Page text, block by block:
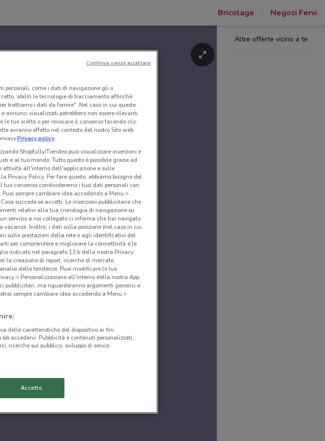
Bricolage Negozi Fervi
Altre offerte vicino a te
personali, come i dati di navigazione gli o
abiliti le tecnologie di tracciamento affinché
trattiamo i dati da fornire". Nel caso in cui queste
annunci visualizzati potrebbero non essere rilevanti.
tue scelte o per revocare il consenso facendo clic
avranno effetto nel contesto del nostro Sito web.
Privacy policy
Shopfully/Tiendeo puoi visualizzare inserzioni e
e al tuo mondo. Tutto questo è possibile grazie ad
attività all'interno dell'applicazione e sulle
Policy. Per fare questo, abbiamo bisogno del
consenso condivideremo i tuoi dati personali con
sempre cambiare idea accedendo a Menu >
succede se accetti: Le inserzioni pubblicitarie che
relativi alla tua cronologia di navigazione su
servizio a noi collegato ci informa che hai navigato
Inoltre, i dati sulla posizione (nel caso in cui
sulle prestazioni della rete e agli identificativi del
per comprendere e migliorare la connettività e le
indicato nel paragrafo 13.b della nostra Privacy
la creazione di report, ricerche di mercato,
delle tendenze. Puoi modificare le tue
> Personalizzazione all'interno della nostra App.
pubblicitari, ma riguarderanno argomenti generici e
sempre cambiare idea accedendo a Menu >
delle caratteristiche del dispositivo ai fini
o accedervi. Pubblicità e contenuti personalizzati,
ricerche sul pubblico, sviluppo di servizi.
Accetto
Continua senza accettare